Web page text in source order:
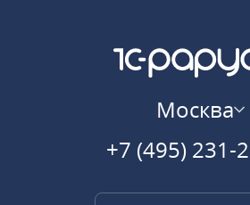
Москва
+7 (495) 231-